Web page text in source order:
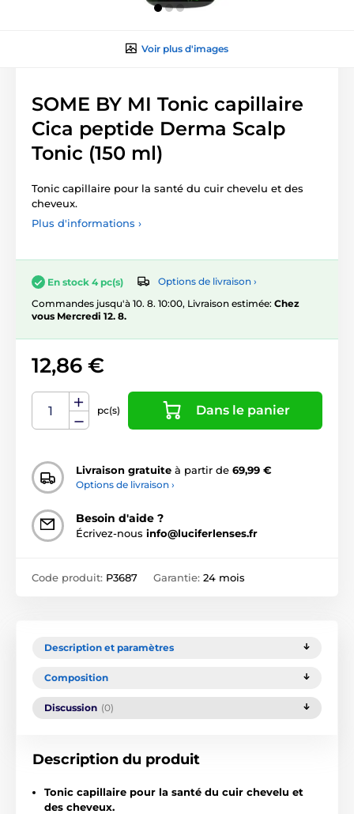
Voir plus d'images
SOME BY MI Tonic capillaire
Cica peptide Derma Scalp
Tonic (150 ml)
Tonic capillaire pour la santé du cuir chevelu et des
cheveux.
Plus d'informations ›
En stock 4 pc(s)
Options de livraison ›
Commandes jusqu'à 10. 8. 10:00, Livraison estimée: Chez
vous Mercredi 12. 8.
12,86 €
pc(s) Dans le panier
Livraison gratuite à partir de 69,99 €
Options de livraison ›
Besoin d'aide ?
Écrivez-nous info@luciferlenses.fr
Code produit: P3687 Garantie: 24 mois
Description et paramètres
Composition
Discussion (0)
Description du produit
Tonic capillaire pour la santé du cuir chevelu et
des cheveux.